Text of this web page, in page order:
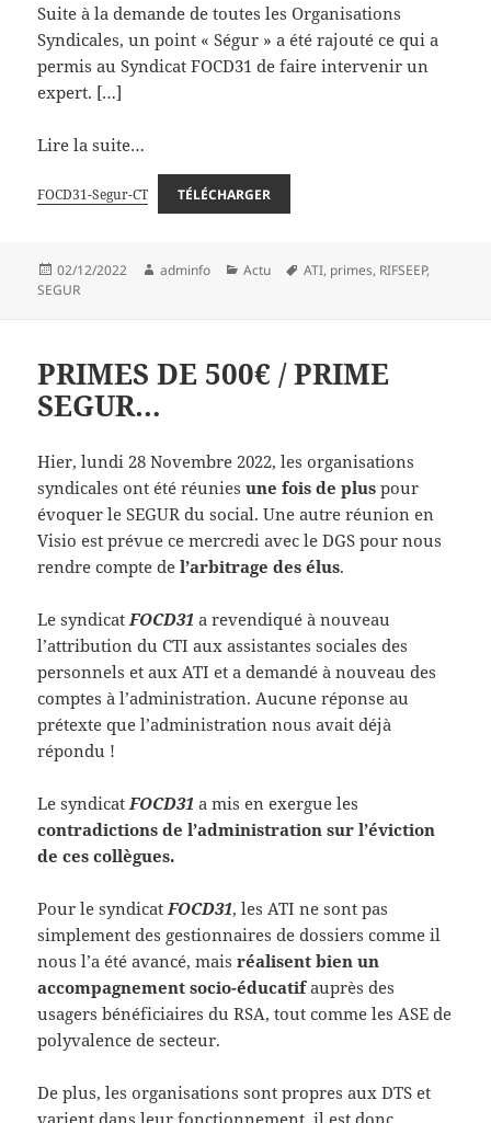
Suite à la demande de toutes les Organisations
Syndicales, un point « Ségur » a été rajouté ce qui a
permis au Syndicat FOCD31 de faire intervenir un
expert. […]
Lire la suite…
FOCD31-Segur-CT TÉLÉCHARGER
Publié
le
02/12/2022 Auteur
adminfo Catégories
Actu
Mots-
ATI, primes, RIFSEEP,
SEGUR
PRIMES DE 500€ / PRIME
SEGUR…
Hier, lundi 28 Novembre 2022, les organisations
syndicales ont été réuniesune fois de plus pour
évoquer le SEGUR du social. Une autre réunion en
Visio est prévue ce mercredi avec le DGS pour nous
rendre compte del’arbitrage des élus.
Le syndicat FOCD31 a revendiqué à nouveau
l’attribution du CTI aux assistantes sociales des
personnels et aux ATI et a demandé à nouveau des
comptes à l’administration. Aucune réponse au
prétexte que l’administration nous avait déjà
répondu !
Le syndicat FOCD31 a mis en exergue les
contradictions de l’administration sur l’éviction
de ces collègues.
Pour le syndicat FOCD31, les ATI ne sont pas
simplement des gestionnaires de dossiers comme il
nous l’a été avancé, maisréalisent bien un
accompagnement socio-éducatifauprès des
usagers bénéficiaires du RSA, tout comme les ASE de
polyvalence de secteur.
De plus, les organisations sont propres aux DTS et
varient dans leur fonctionnement, il est donc